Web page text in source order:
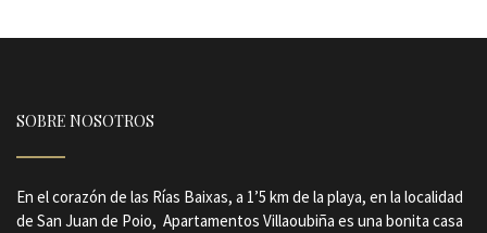
SOBRE NOSOTROS
En el corazón de las Rías Baixas, a 1’5 km de la playa, en la localidad
de San Juan de Poio, Apartamentos Villaoubiña es una bonita casa